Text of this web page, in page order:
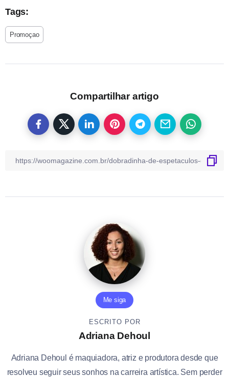
Tags:
Promoçao
Compartilhar artigo
Me siga
ESCRITO POR
Adriana Dehoul
Adriana Dehoul é maquiadora, atriz e produtora desde que
resolveu seguir seus sonhos na carreira artística. Sem perder